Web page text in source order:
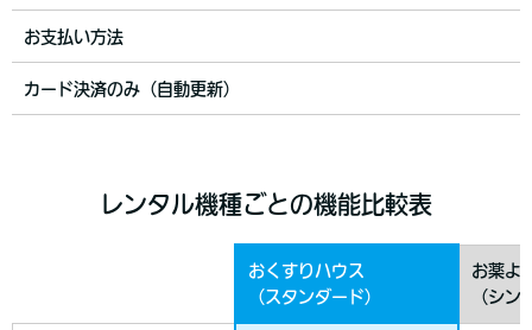
お支払い方法
カード決済のみ（自動更新）
レンタル機種ごとの機能比較表
おくすりハウス
（スタンダード）
お薬よ
（シン